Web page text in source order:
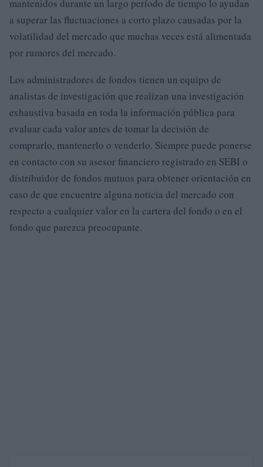
mantenidos durante un largo período de tiempo lo ayudan
a superar las fluctuaciones a corto plazo causadas por la
volatilidad del mercado que muchas veces está alimentada
por rumores del mercado.
Los administradores de fondos tienen un equipo de
analistas de investigación que realizan una investigación
exhaustiva basada en toda la información pública para
evaluar cada valor antes de tomar la decisión de
comprarlo, mantenerlo o venderlo. Siempre puede ponerse
en contacto con su asesor financiero registrado en SEBI o
distribuidor de fondos mutuos para obtener orientación en
caso de que encuentre alguna noticia del mercado con
respecto a cualquier valor en la cartera del fondo o en el
fondo que parezca preocupante.